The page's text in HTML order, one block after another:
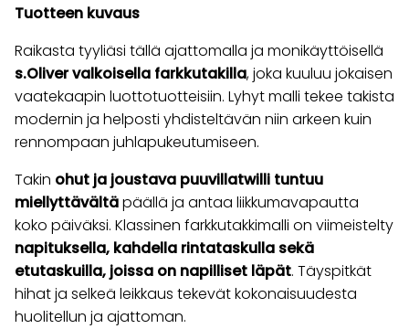
Tuotteen kuvaus
Raikasta tyyliäsi tällä ajattomalla ja monikäyttöisellä
s.Oliver valkoisella farkkutakilla, joka kuuluu jokaisen
vaatekaapin luottotuotteisiin. Lyhyt malli tekee takista
modernin ja helposti yhdisteltävän niin arkeen kuin
rennompaan juhlapukeutumiseen.
Takin ohut ja joustava puuvillatwilli tuntuu
miellyttävältäpäällä ja antaa liikkumavapautta
koko päiväksi. Klassinen farkkutakkimalli on viimeistelty
napituksella, kahdella rintataskulla sekä
etutaskuilla, joissa on napilliset läpät. Täyspitkät
hihat ja selkeä leikkaus tekevät kokonaisuudesta
huolitellun ja ajattoman.